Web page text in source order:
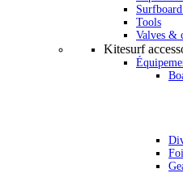
Tools
Valves &
Kitesurf